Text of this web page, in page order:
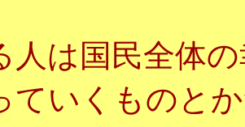
人は国民全体
ていくものと